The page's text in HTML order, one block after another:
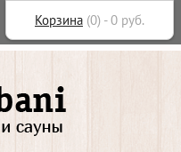
Корзина (0) -0 руб.